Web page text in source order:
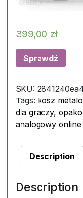
399,00 zł
Sprawdź
SKU:
Tags: kosz
dla graczy,
analogowy online
Description
Description